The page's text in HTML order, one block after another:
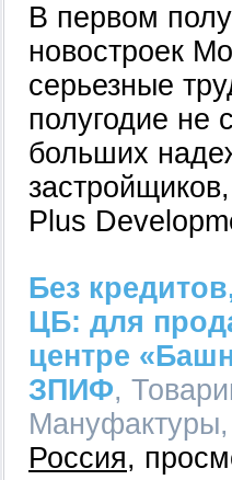
В первом
новостроек
серьезные
полугодие не
больших
Plus
Без
ЦБ: для
центре
ЗПИФ,
Россия